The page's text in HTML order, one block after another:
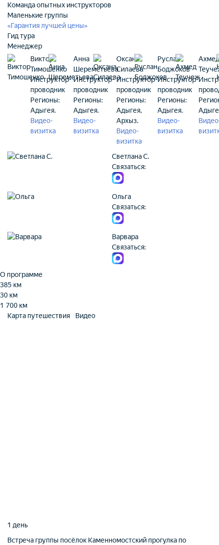
Команда опытных инструкторов
Маленькие группы
«Гарантия лучшей цены»‎
Гид тура
Менеджер
Виктор
Тимошенко
Инструктор-
проводник
Регионы:
Адыгея.
Видео-
визитка
Анна
Шереметьева
Инструктор-
проводник
Регионы:
Адыгея.
Видео-
визитка
Оксана
Силаева
Инструктор-
проводник
Регионы:
Адыгея,
Архыз.
Видео-
визитка
Руслан
Боджоков
Инструктор-
проводник
Регионы:
Адыгея.
Видео-
визитка
Ахмед
Светлана С.
Связаться:
Ольга
Связаться:
Варвара
Связаться:
О программе
385 км
30 км
1 700 км
Карта путешествия
Видео
1 день
Встреча группы посёлок Каменномостский прогулка по